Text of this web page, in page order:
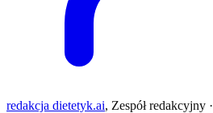
redakcja dietetyk.ai, Zespół redakcyjny ·